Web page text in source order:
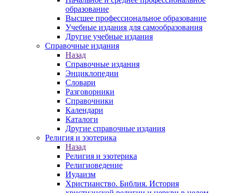
образование
Высшее профессиональное образование
Учебные издания для самообразования
Другие учебные издания
Справочные издания
Назад
Справочные издания
Энциклопедии
Словари
Разговорники
Справочники
Календари
Каталоги
Другие справочные издания
Религия и эзотерика
Назад
Религия и эзотерика
Религиоведение
Иудаизм
Христианство. Библия. История